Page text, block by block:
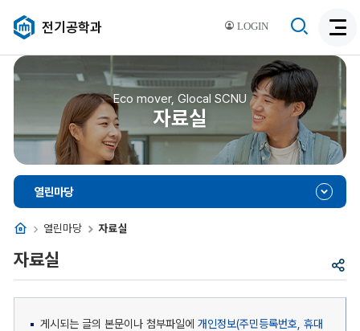
LOGIN
전기공학과
색
활
성
색
Eco mover, Glocal SCNU
자료실
홈 열린마당 자료실
열린마당
공
자료실
게시되는 글의 본문이나 첨부파일에 개인정보(주민등록번호, 휴대